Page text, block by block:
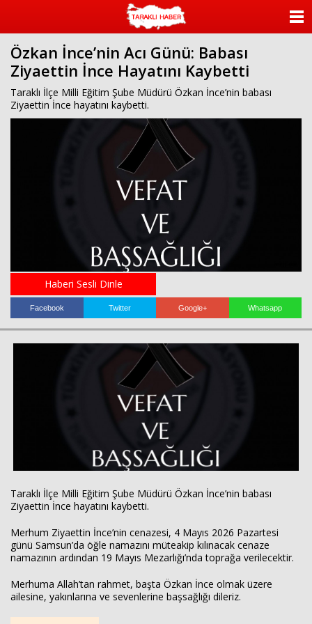
Özkan İnce’nin Acı Günü: Babası
Ziyaettin İnce Hayatını Kaybetti
Taraklı İlçe Milli Eğitim Şube Müdürü Özkan İnce’nin babası
Ziyaettin İnce hayatını kaybetti.
Haberi Sesli Dinle
Facebook Twitter Google+ Whatsapp
Taraklı İlçe Milli Eğitim Şube Müdürü Özkan İnce’nin babası
Ziyaettin İnce hayatını kaybetti.
Merhum Ziyaettin İnce’nin cenazesi, 4 Mayıs 2026 Pazartesi
günü Samsun’da öğle namazını müteakip kılınacak cenaze
namazının ardından 19 Mayıs Mezarlığı’nda toprağa verilecektir.
Merhuma Allah’tan rahmet, başta Özkan İnce olmak üzere
ailesine, yakınlarına ve sevenlerine başsağlığı dileriz.
KATEGORİLER
ANKETLER